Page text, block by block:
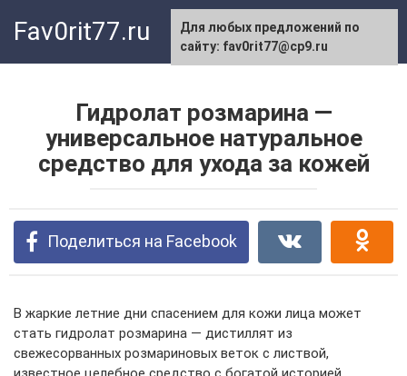
Fav0rit77.ru
Гидролат розмарина —
универсальное натуральное
средство для ухода за кожей
Поделиться на Facebook
В жаркие летние дни спасением для кожи лица может
стать гидролат розмарина — дистиллят из
свежесорванных розмариновых веток с листвой,
Для любых предложений по
сайту: fav0rit77@cp9.ru